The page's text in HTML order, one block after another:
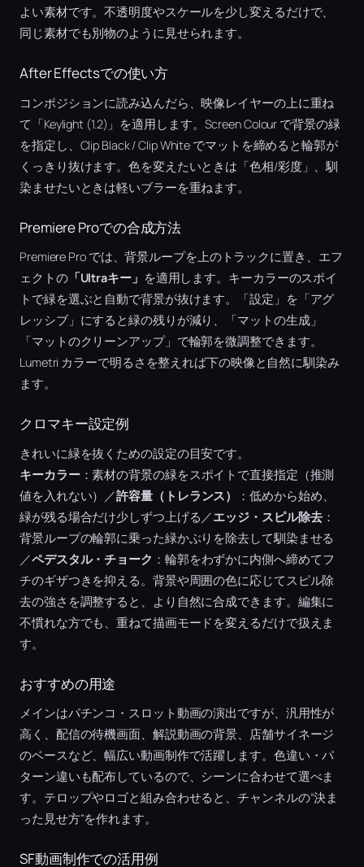
よい素材です。不透明度やスケールを少し変えるだけで、
同じ素材でも別物のように見せられます。
After Effectsでの使い方
コンポジションに読み込んだら、映像レイヤーの上に重ね
て「Keylight (1.2)」を適用します。Screen Colour で背景の緑
を指定し、Clip Black / Clip White でマットを締めると輪郭が
くっきり抜けます。色を変えたいときは「色相/彩度」、馴
染ませたいときは軽いブラーを重ねます。
Premiere Proでの合成方法
Premiere Pro では、背景ループを上のトラックに置き、エフ
ェクトの「Ultraキー」 を適用します。キーカラーのスポイ
トで緑を選ぶと自動で背景が抜けます。「設定」を「アグ
レッシブ」にすると緑の残りが減り、「マットの生成」
「マットのクリーンアップ」で輪郭を微調整できます。
Lumetri カラーで明るさを整えれば下の映像と自然に馴染み
ます。
クロマキー設定例
きれいに緑を抜くための設定の目安です。
キーカラー：素材の背景の緑をスポイトで直接指定（推測
値を入れない）／許容量（トレランス）
：低めから始め、
緑が残る場合だけ少しずつ上げる／エッジ・スピル除去：
背景ループの輪郭に乗った緑かぶりを除去して馴染ませる
／ペデスタル・チョーク ：輪郭をわずかに内側へ締めてフ
チのギザつきを抑える。背景や周囲の色に応じてスピル除
去の強さを調整すると、より自然に合成できます。編集に
不慣れな方でも、重ねて描画モードを変えるだけで扱えま
す。
おすすめの用途
メインはパチンコ・スロット動画の演出ですが、汎用性が
高く、配信の待機画面、解説動画の背景、店舗サイネージ
のベースなど、幅広い動画制作で活躍します。色違い・パ
ターン違いも配布しているので、シーンに合わせて選べま
す。テロップやロゴと組み合わせると、チャンネルの“決ま
った見せ方”を作れます。
SF動画制作での活用例